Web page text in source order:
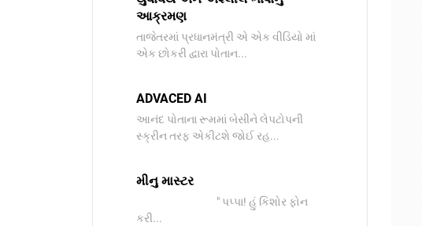
આક્રમણ
તાજેતરમાં પ્રધાનમંત્રી એ એક વીડિયો માં
એક છોકરી દ્વારા પોતાન...
ADVACED AI
આનંદ પોતાના રૂમમાં બેસીને લેપટોપની
સ્ક્રીન તરફ એકીટશે જોઈ રહ...
મીનુ માસ્ટર
" પપ્પા! હું કિશોર ફોન
કરી...